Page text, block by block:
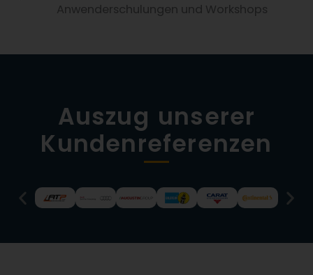
Anwenderschulungen und Workshops
Auszug unserer
Kundenreferenzen